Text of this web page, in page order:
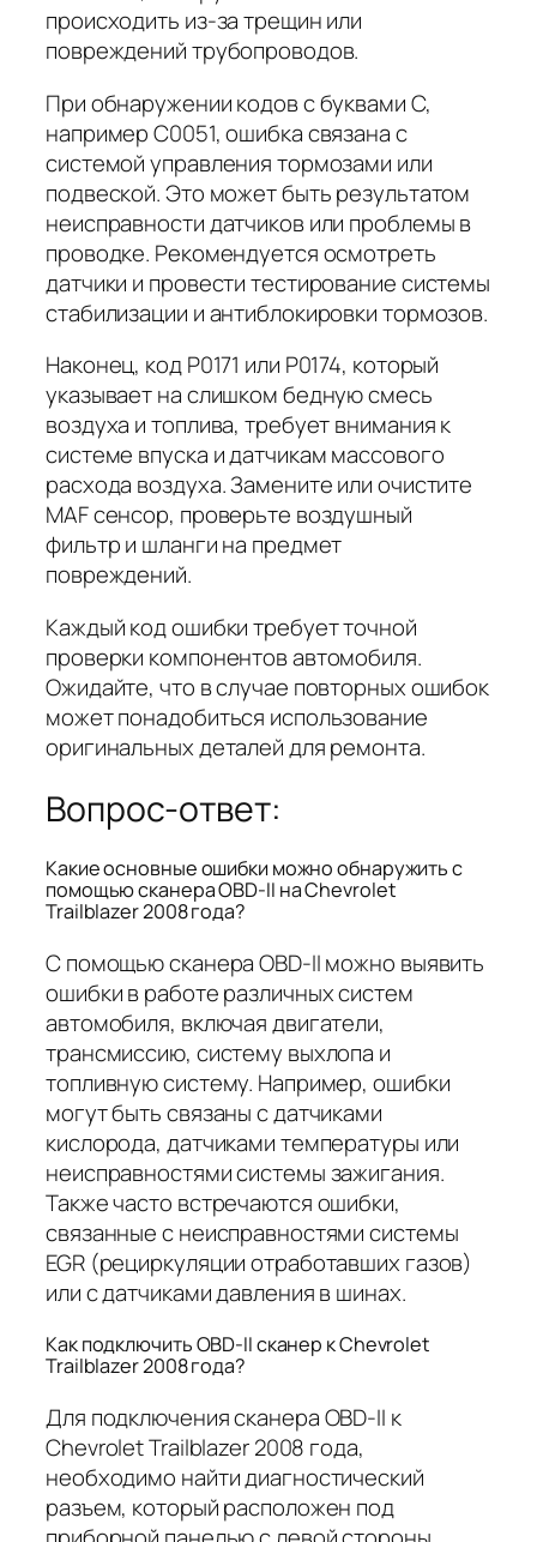
происходить из-за трещин или
повреждений трубопроводов.
При обнаружении кодов с буквами C,
например C0051, ошибка связана с
системой управления тормозами или
подвеской. Это может быть результатом
неисправности датчиков или проблемы в
проводке. Рекомендуется осмотреть
датчики и провести тестирование системы
стабилизации и антиблокировки тормозов.
Наконец, код P0171 или P0174, который
указывает на слишком бедную смесь
воздуха и топлива, требует внимания к
системе впуска и датчикам массового
расхода воздуха. Замените или очистите
MAF сенсор, проверьте воздушный
фильтр и шланги на предмет
повреждений.
Каждый код ошибки требует точной
проверки компонентов автомобиля.
Ожидайте, что в случае повторных ошибок
может понадобиться использование
оригинальных деталей для ремонта.
Вопрос-ответ:
Какие основные ошибки можно обнаружить с
помощью сканера OBD-II на Chevrolet
Trailblazer 2008 года?
С помощью сканера OBD-II можно выявить
ошибки в работе различных систем
автомобиля, включая двигатели,
трансмиссию, систему выхлопа и
топливную систему. Например, ошибки
могут быть связаны с датчиками
кислорода, датчиками температуры или
неисправностями системы зажигания.
Также часто встречаются ошибки,
связанные с неисправностями системы
EGR (рециркуляции отработавших газов)
или с датчиками давления в шинах.
Как подключить OBD-II сканер к Chevrolet
Trailblazer 2008 года?
Для подключения сканера OBD-II к
Chevrolet Trailblazer 2008 года,
необходимо найти диагностический
разъем, который расположен под